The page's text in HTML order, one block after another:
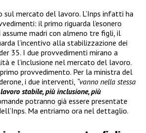
sul mercato del lavoro. L’Inps infatti ha
il primo riguarda l’esonero
madri con almeno tre figli, il
l’incentivo alla stabilizzazione dei
35. I due provvedimenti mirano a
e l’inclusione nel mercato del lavoro.
provvedimento. Per la ministra del
i due interventi, “vanno nella stessa
stabile, più inclusione, più
potranno già essere presentate
Ma entriamo ora nel dettaglio.